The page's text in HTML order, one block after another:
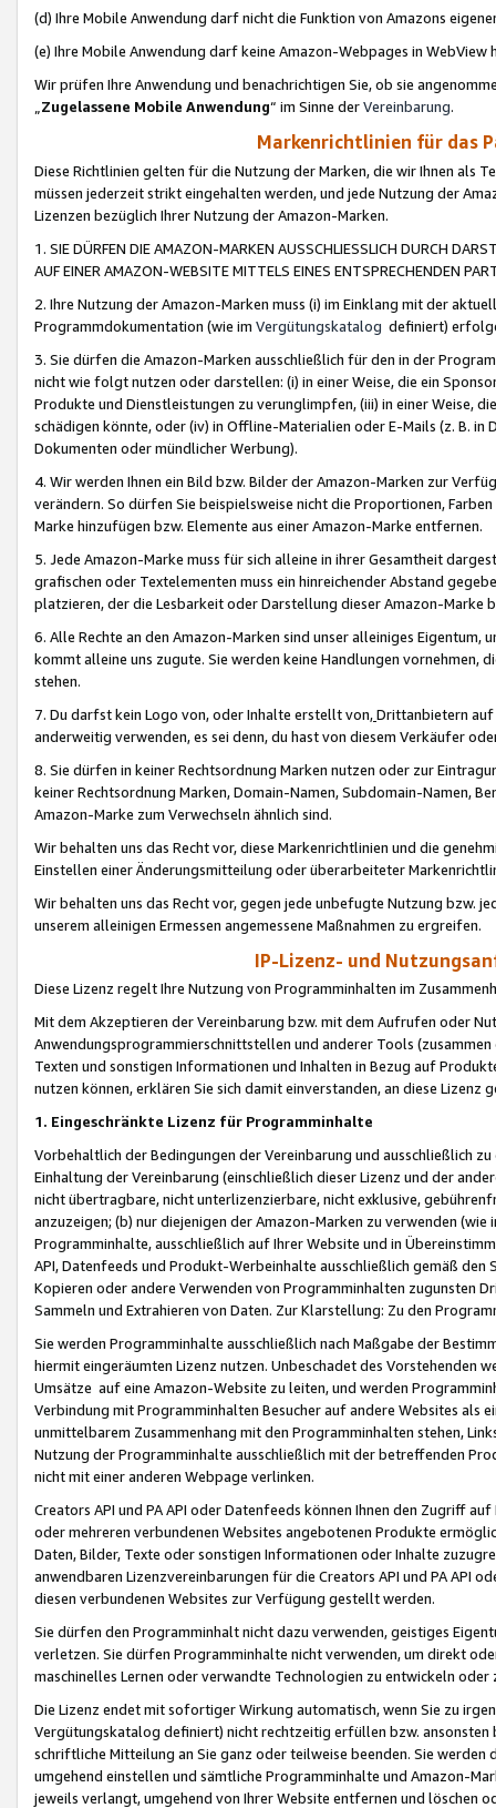
(d) Ihre Mobile Anwendung darf nicht die Funktion von Amazons
(e) Ihre Mobile Anwendung darf keine Amazon-Webpages in WebView
Wir prüfen Ihre Anwendung und benachrichtigen Sie, ob sie
„Zugelassene Mobile Anwendung“ im Sinne derVereinbarung.
Markenrichtlinien für das
Diese Richtlinien gelten für die Nutzung der Marken, die wir Ihnen als
müssen jederzeit strikt eingehalten werden, und jede Nutzung der
Lizenzen bezüglich Ihrer Nutzung der Amazon-Marken.
1. SIE DÜRFEN DIE AMAZON-MARKEN AUSSCHLIESSLICH DURCH
AUF EINER AMAZON-WEBSITE MITTELS EINES ENTSPRECHENDEN
2. Ihre Nutzung der Amazon-Marken muss (i) im Einklang mit der
Programmdokumentation (wie im Vergütungskatalog definiert)
3. Sie dürfen die Amazon-Marken ausschließlich für den in der
nicht wie folgt nutzen oder darstellen: (i) in einer Weise, die ein
Produkte und Dienstleistungen zu verunglimpfen, (iii) in einer Weise,
schädigen könnte, oder (iv) in Offline-Materialien oder E-Mails (z. B. in
Dokumenten oder mündlicher Werbung).
4. Wir werden Ihnen ein Bild bzw. Bilder der Amazon-Marken zur
verändern. So dürfen Sie beispielsweise nicht die Proportionen,
Marke hinzufügen bzw. Elemente aus einer Amazon-Marke entfernen.
5. Jede Amazon-Marke muss für sich alleine in ihrer Gesamtheit
grafischen oder Textelementen muss ein hinreichender Abstand
platzieren, der die Lesbarkeit oder Darstellung dieser Amazon-Marke
6. Alle Rechte an den Amazon-Marken sind unser alleiniges
kommt alleine uns zugute. Sie werden keine Handlungen vornehmen,
stehen.
7. Du darfst kein Logo von, oder Inhalte erstellt von,Drittanbietern auf
anderweitig verwenden, es sei denn, du hast von diesem Verkäufer
8. Sie dürfen in keiner Rechtsordnung Marken nutzen oder zur
keiner Rechtsordnung Marken, Domain-Namen, Subdomain-Namen,
Amazon-Marke zum Verwechseln ähnlich sind.
Wir behalten uns das Recht vor, diese Markenrichtlinien und die
Einstellen einer Änderungsmitteilung oder überarbeiteter
Wir behalten uns das Recht vor, gegen jede unbefugte Nutzung bzw.
unserem alleinigen Ermessen angemessene Maßnahmen zu ergreifen.
IP-Lizenz- und
Diese Lizenz regelt Ihre Nutzung von Programminhalten im
Mit dem Akzeptieren der Vereinbarung bzw. mit dem Aufrufen oder
Anwendungsprogrammierschnittstellen und anderer Tools (zusammen
Texten und sonstigen Informationen und Inhalten in Bezug auf
nutzen können, erklären Sie sich damit einverstanden, an diese Lizenz
1. Eingeschränkte Lizenz für Programminhalte
Vorbehaltlich der Bedingungen der Vereinbarung und ausschließlich
Einhaltung der Vereinbarung (einschließlich dieser Lizenz und der
nicht übertragbare, nicht unterlizenzierbare, nicht exklusive,
anzuzeigen; (b) nur diejenigen der Amazon-Marken zu verwenden
Programminhalte, ausschließlich auf Ihrer Website und in
API, Datenfeeds und Produkt-Werbeinhalte ausschließlich gemäß
Kopieren oder andere Verwenden von Programminhalten zugunsten
Sammeln und Extrahieren von Daten. Zur Klarstellung: Zu den
Sie werden Programminhalte ausschließlich nach Maßgabe der
hiermit eingeräumten Lizenz nutzen. Unbeschadet des Vorstehenden
Umsätze auf eine Amazon-Website zu leiten, und werden
Verbindung mit Programminhalten Besucher auf andere Websites als
unmittelbarem Zusammenhang mit den Programminhalten stehen,
Nutzung der Programminhalte ausschließlich mit der betreffenden
nicht mit einer anderen Webpage verlinken.
Creators API und PA API oder Datenfeeds können Ihnen den Zugriff
oder mehreren verbundenen Websites angebotenen Produkte
Daten, Bilder, Texte oder sonstigen Informationen oder Inhalte
anwendbaren Lizenzvereinbarungen für die Creators API und PA API
diesen verbundenen Websites zur Verfügung gestellt werden.
Sie dürfen den Programminhalt nicht dazu verwenden, geistiges
verletzen. Sie dürfen Programminhalte nicht verwenden, um direkt
maschinelles Lernen oder verwandte Technologien zu entwickeln
Die Lizenz endet mit sofortiger Wirkung automatisch, wenn Sie zu
Vergütungskatalog definiert) nicht rechtzeitig erfüllen bzw. ansonsten
schriftliche Mitteilung an Sie ganz oder teilweise beenden. Sie werden
umgehend einstellen und sämtliche Programminhalte und Amazon-
jeweils verlangt, umgehend von Ihrer Website entfernen und löschen